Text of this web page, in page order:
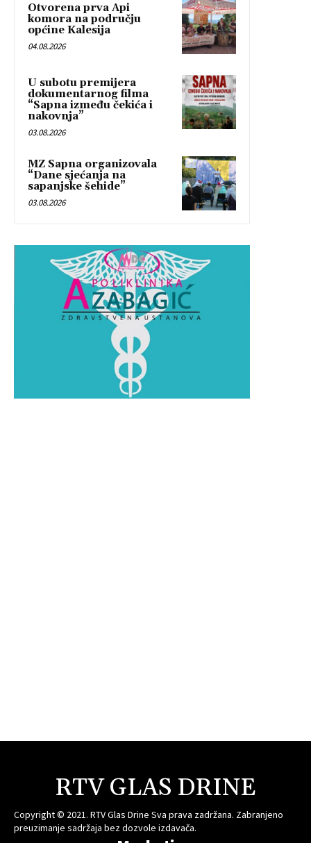
Otvorena prva Api
komora na području
općine Kalesija
04.08.2026
U subotu premijera
dokumentarnog filma
“Sapna između čekića i
nakovnja”
03.08.2026
MZ Sapna organizovala
“Dane sjećanja na
sapanjske šehide”
03.08.2026
RTV GLAS DRINE
Copyright © 2021. RTV Glas Drine Sva prava zadržana. Zabranjeno
preuzimanje sadržaja bez dozvole izdavača.